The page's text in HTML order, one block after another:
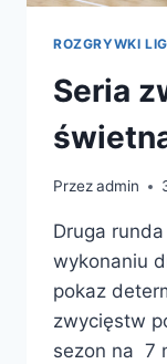
ROZGRYWKI
Seria
Przezadmin
Druga
wykonaniu
pokaz
zwycięstw
sezon na 7